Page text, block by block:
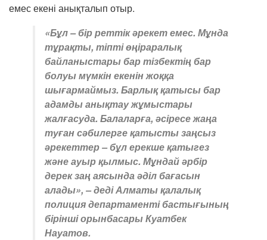
емес екені анықталып отыр.
«Бұл – бір реттік әрекет емес. Мұнда
тұрақты, тіпті өңіраралық
байланыстары бар тізбектің бар
болуы мүмкін екенін жоққа
шығармаймыз. Барлық қатысы бар
адамды анықтау жұмыстары
жалғасуда. Балаларға, әсіресе жаңа
туған сәбилерге қатысты заңсыз
әрекеттер – бұл ерекше қатыгез
және ауыр қылмыс. Мұндай әрбір
дерек заң аясында әділ бағасын
алады», – деді Алматы қалалық
полиция департаменті бастығының
бірінші орынбасары Куатбек
Науатов.